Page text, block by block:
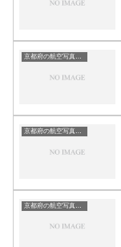
京都府の航空写真・空中写真
京都府の航空写真・空中写真
京都府の航空写真・空中写真